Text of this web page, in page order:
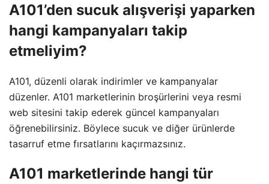
A101’den sucuk alışverişi yaparken
hangi kampanyaları takip
etmeliyim?
A101, düzenli olarak indirimler ve kampanyalar
düzenler. A101 marketlerinin broşürlerini veya resmi
web sitesini takip ederek güncel kampanyaları
öğrenebilirsiniz. Böylece sucuk ve diğer ürünlerde
tasarruf etme fırsatlarını kaçırmazsınız.
A101 marketlerinde hangi tür